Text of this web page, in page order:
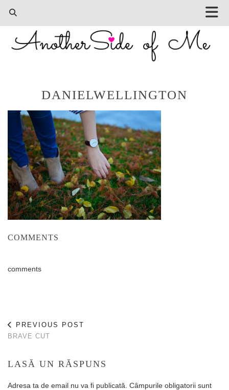
DANIELWELLINGTON
COMMENTS
comments
PREVIOUS POST
BRAVE CUT
LASĂ UN RĂSPUNS
Adresa ta de email nu va fi publicată. Câmpurile obligatorii sunt